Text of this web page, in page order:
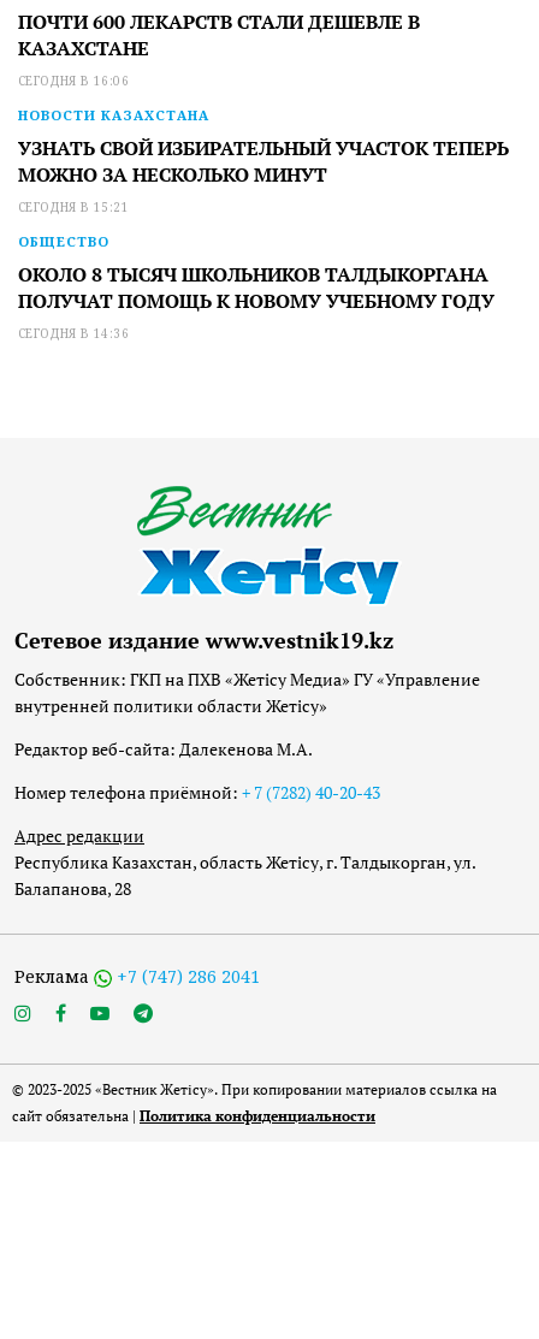
ПОЧТИ 600 ЛЕКАРСТВ СТАЛИ ДЕШЕВЛЕ В
КАЗАХСТАНЕ
СЕГОДНЯ В 16:06
НОВОСТИ КАЗАХСТАНА
УЗНАТЬ СВОЙ ИЗБИРАТЕЛЬНЫЙ УЧАСТОК ТЕПЕРЬ
МОЖНО ЗА НЕСКОЛЬКО МИНУТ
СЕГОДНЯ В 15:21
ОБЩЕСТВО
ОКОЛО 8 ТЫСЯЧ ШКОЛЬНИКОВ ТАЛДЫКОРГАНА
ПОЛУЧАТ ПОМОЩЬ К НОВОМУ УЧЕБНОМУ ГОДУ
СЕГОДНЯ В 14:36
Сетевое издание www.vestnik19.kz
Собственник: ГКП на ПХВ «Жетісу Медиа» ГУ «Управление
внутренней политики области Жетісу»
Редактор веб-сайта: Далекенова М.А.
Номер телефона приёмной: + 7 (7282) 40-20-43
Адрес редакции
Республика Казахстан, область Жетісу, г. Талдыкорган, ул.
Балапанова, 28
Реклама +7 (747) 286 2041
© 2023-2025 «Вестник Жетісу». При копировании материалов ссылка на
сайт обязательна | Политика конфиденциальности